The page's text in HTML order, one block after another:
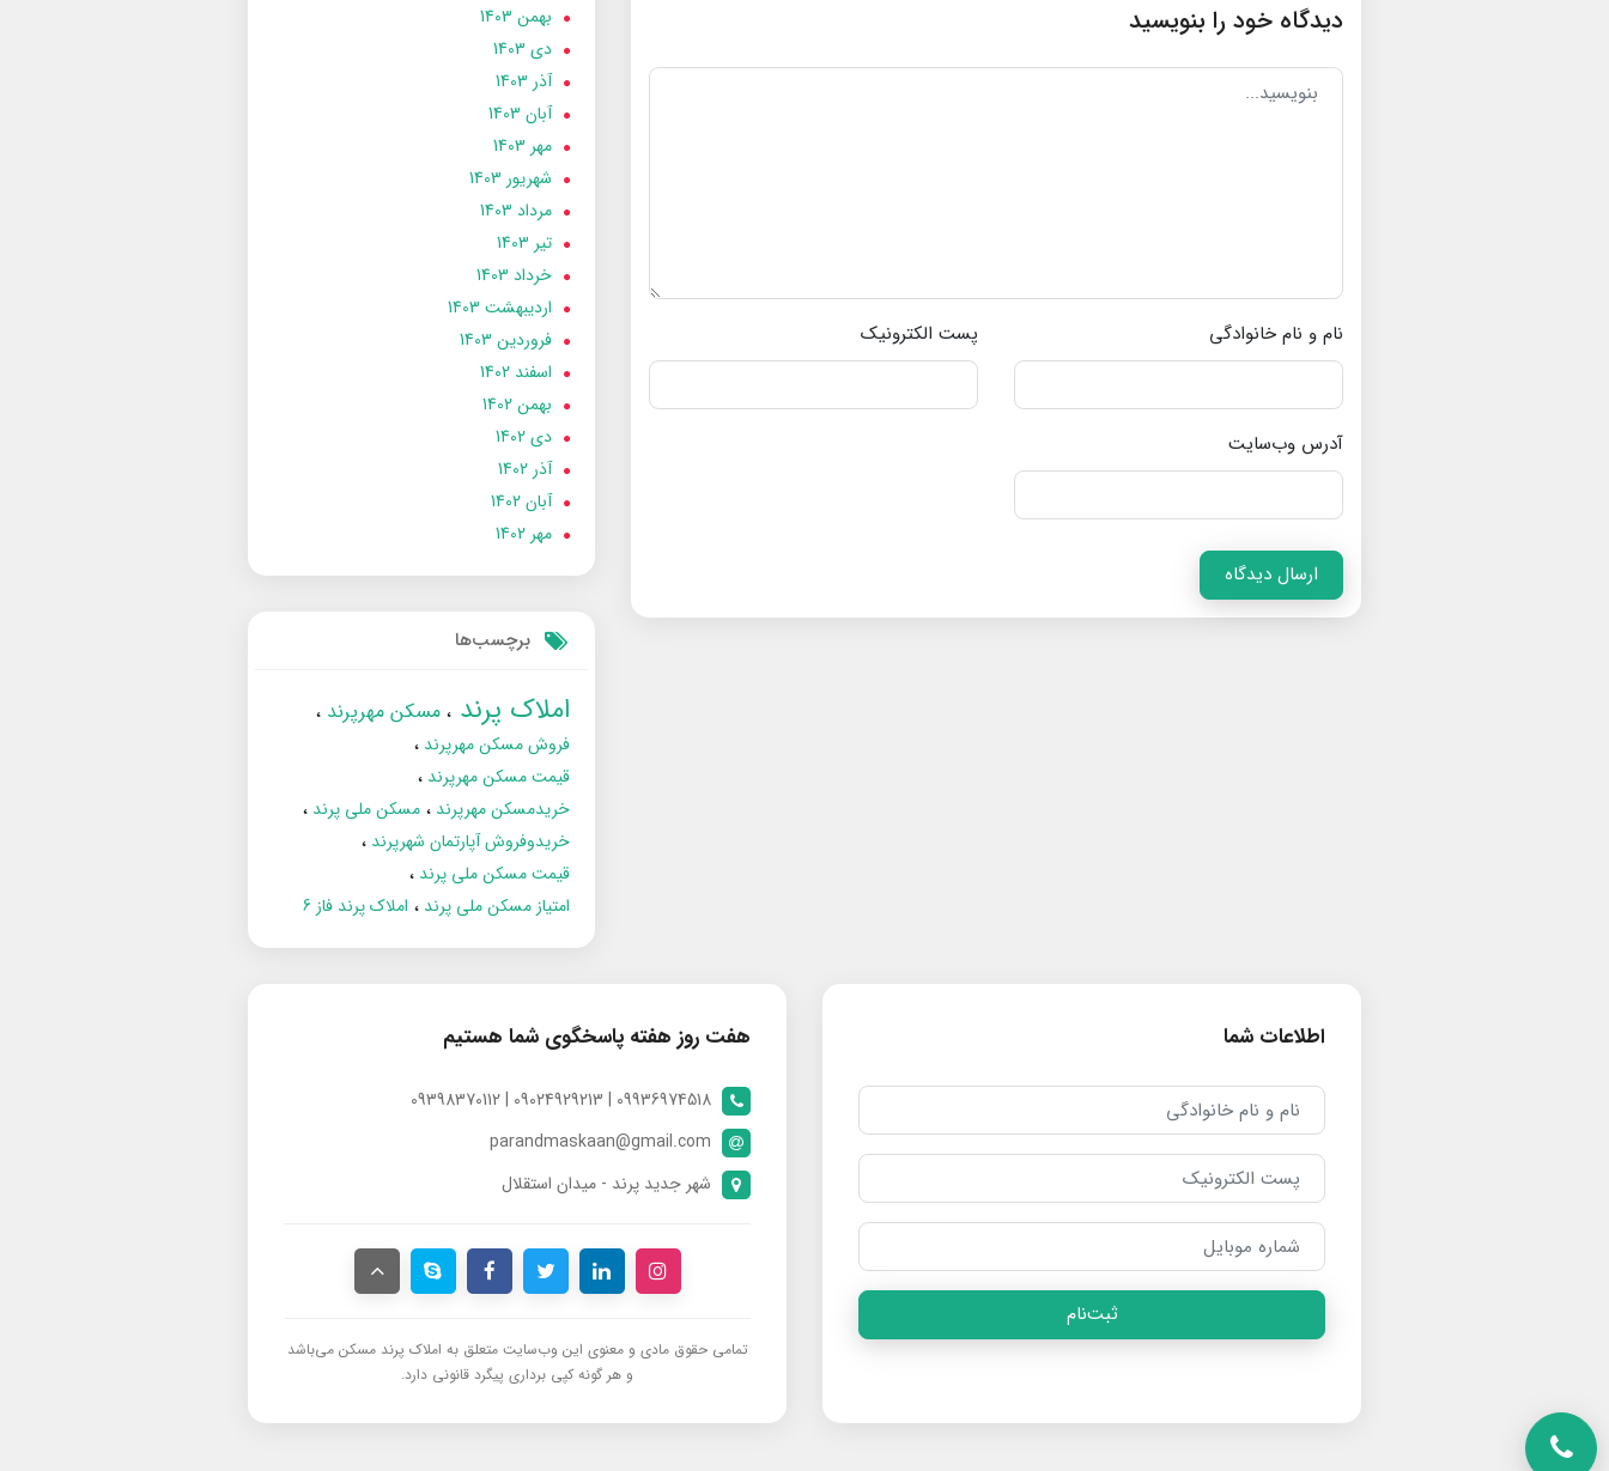
دیدگاه خود را بنویسید
نام و نام خانوادگی پست الکترونیک
آدرس وب‌سایت
ارسال دیدگاه
بهمن 1403
دی 1403
آذر 1403
آبان 1403
مهر 1403
شهریور 1403
مرداد 1403
تير 1403
خرداد 1403
ارديبهشت 1403
فروردین 1403
اسفند 1402
بهمن 1402
دی 1402
آذر 1402
آبان 1402
مهر 1402
برچسب‌ها
املاک پرند مسکن مهرپرند
فروش مسکن مهرپرند
قیمت مسکن مهرپرند
خریدمسکن مهرپرند
مسکن ملی پرند
خریدوفروش آپارتمان شهرپرند
قیمت مسکن ملی پرند
امتیاز مسکن ملی پرند
املاک پرند فاز 6
اطلاعات شما
ثبت‌نام
هفت روز هفته پاسخگوی شما هستیم
09936974518 | 09024929213 | 09398370112
parandmaskaan@gmail.com
شهر جدید پرند - میدان استقلال
تمامی حقوق مادی و معنوی این وب‌سایت متعلق به املاک پرند مسکن می‌باشد
و هر گونه کپی برداری پیگرد قانونی دارد.